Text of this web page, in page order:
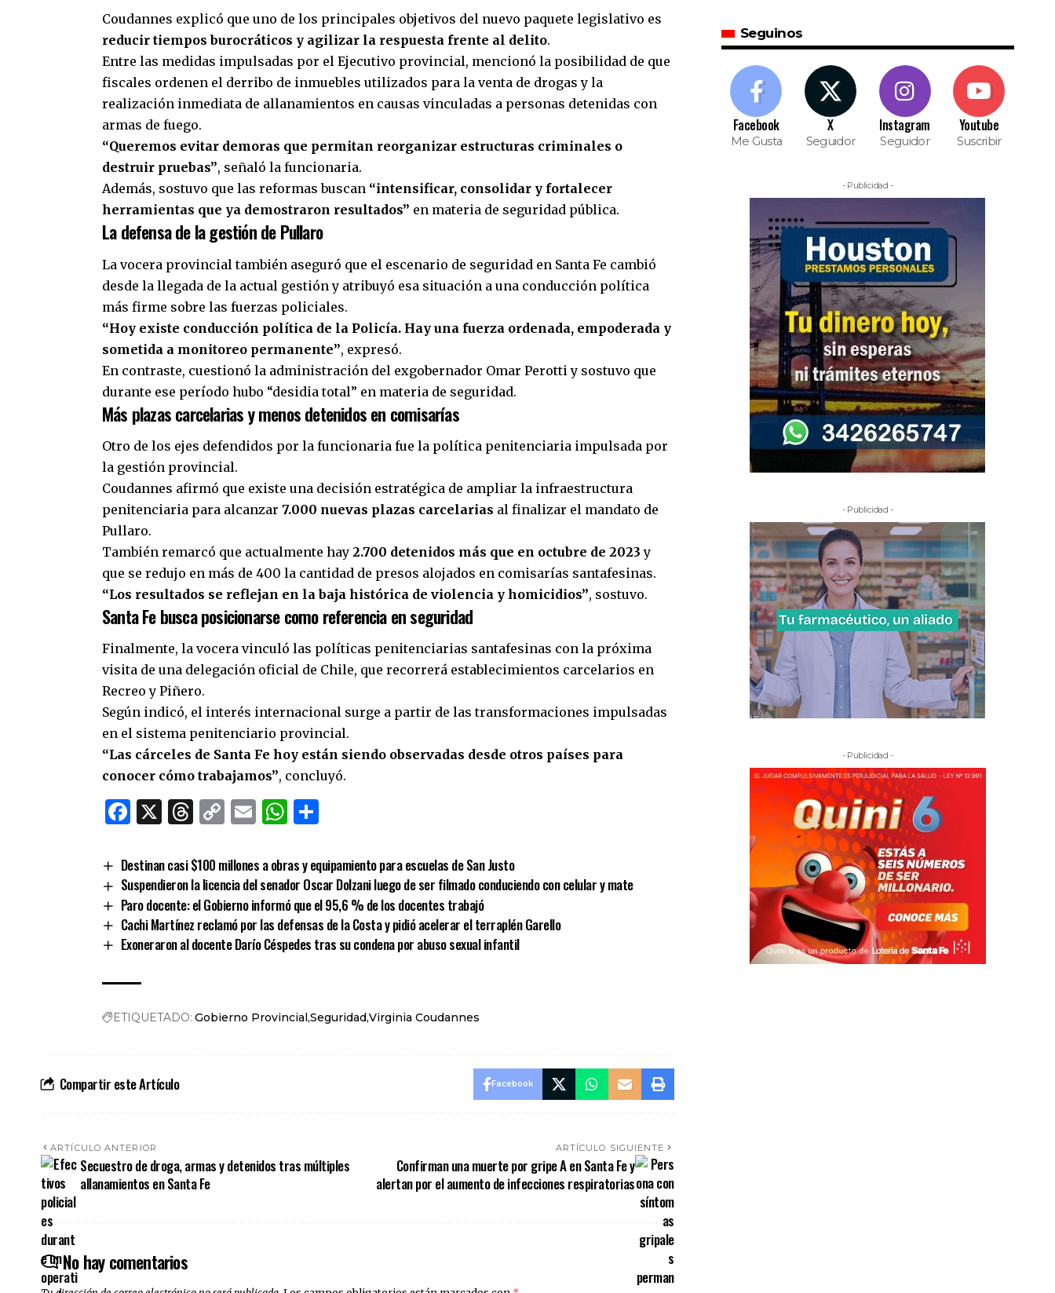
Coudannes explicó que uno de los principales objetivos del nuevo paquete legislativo es
reducir tiempos burocráticos y agilizar la respuesta frente al delito.
Entre las medidas impulsadas por el Ejecutivo provincial, mencionó la posibilidad de que
fiscales ordenen el derribo de inmuebles utilizados para la venta de drogas y la
realización inmediata de allanamientos en causas vinculadas a personas detenidas con
armas de fuego.
“Queremos evitar demoras que permitan reorganizar estructuras criminales o
destruir pruebas”, señaló la funcionaria.
Además, sostuvo que las reformas buscan “intensificar, consolidar y fortalecer
herramientas que ya demostraron resultados” en materia de seguridad pública.
La defensa de la gestión de Pullaro
La vocera provincial también aseguró que el escenario de seguridad en Santa Fe cambió
desde la llegada de la actual gestión y atribuyó esa situación a una conducción política
más firme sobre las fuerzas policiales.
“Hoy existe conducción política de la Policía. Hay una fuerza ordenada, empoderada y
sometida a monitoreo permanente”, expresó.
En contraste, cuestionó la administración del exgobernador Omar Perotti y sostuvo que
durante ese período hubo “desidia total” en materia de seguridad.
Más plazas carcelarias y menos detenidos en comisarías
Otro de los ejes defendidos por la funcionaria fue la política penitenciaria impulsada por
la gestión provincial.
Coudannes afirmó que existe una decisión estratégica de ampliar la infraestructura
penitenciaria para alcanzar 7.000 nuevas plazas carcelarias al finalizar el mandato de
Pullaro.
También remarcó que actualmente hay 2.700 detenidos más que en octubre de 2023 y
que se redujo en más de 400 la cantidad de presos alojados en comisarías santafesinas.
“Los resultados se reflejan en la baja histórica de violencia y homicidios”, sostuvo.
Santa Fe busca posicionarse como referencia en seguridad
Finalmente, la vocera vinculó las políticas penitenciarias santafesinas con la próxima
visita de una delegación oficial de Chile, que recorrerá establecimientos carcelarios en
Recreo y Piñero.
Según indicó, el interés internacional surge a partir de las transformaciones impulsadas
en el sistema penitenciario provincial.
“Las cárceles de Santa Fe hoy están siendo observadas desde otros países para
conocer cómo trabajamos”, concluyó.
Facebook
X Threads
CopyEmailWhatsApp
Destinan casi $100 millones a obras y equipamiento para escuelas de San Justo
Suspendieron la licencia del senador Oscar Dolzani luego de ser filmado conduciendo con celular y mate
Paro docente: el Gobierno informó que el 95,6 % de los docentes trabajó
Cachi Martínez reclamó por las defensas de la Costa y pidió acelerar el terraplén Garello
Exoneraron al docente Darío Céspedes tras su condena por abuso sexual infantil
ETIQUETADO: Gobierno ProvincialSeguridadVirginia Coudannes
Compartir este Artículo Facebook
ARTÍCULO ANTERIOR
Secuestro de droga, armas y detenidos tras múltiples
allanamientos en Santa Fe
ARTÍCULO SIGUIENTE
Confirman una muerte por gripe A en Santa Fe y
alertan por el aumento de infecciones respiratorias
No hay comentarios
Seguinos
Facebook
Me Gusta
X
Seguidor
Instagram
Seguidor
Youtube
Suscribir
- Publicidad -
- Publicidad -
- Publicidad -